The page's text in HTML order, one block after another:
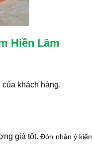
Hiền Lâm
khách hàng.
giá tốt.Đón nhận ý kiến